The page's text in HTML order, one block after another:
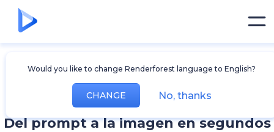
Would you like to change Renderforest language to English?
CHANGE No, thanks
Generador de
imágenes IA
Del prompt a la imagen en segundos